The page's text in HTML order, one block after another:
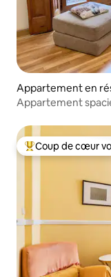
Appartement en
Appartement
Coups de cœur
Coup de cœur